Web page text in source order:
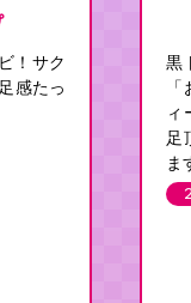
！サク
感たっ
黒
ィ
足
ま